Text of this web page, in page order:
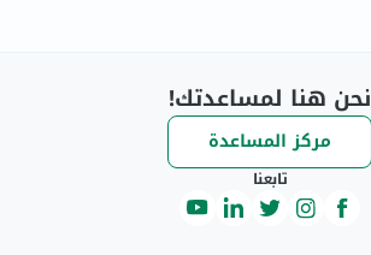
نحن هنا لمساعدتك!
مركز المساعدة
تابعنا